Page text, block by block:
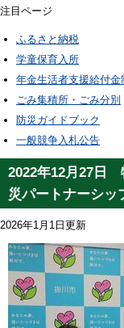
注目ページ
ふるさと納税
学童保育入所
年金生活者支援給付金
ごみ集積所・ごみ分別
防災ガイドブック
一般競争入札公告
2022年12月27日
災パートナーシッ
2026年1月1日更新